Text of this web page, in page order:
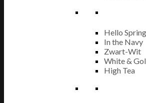
Hello Spring
In the Navy
Zwart-Wit
White &
High Tea